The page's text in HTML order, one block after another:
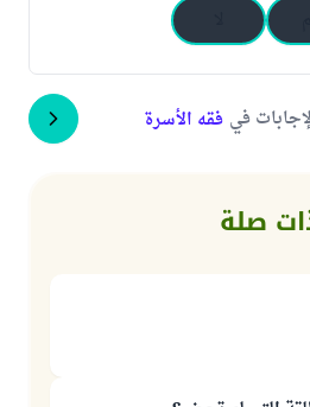
في فقه الأسرة
صلة